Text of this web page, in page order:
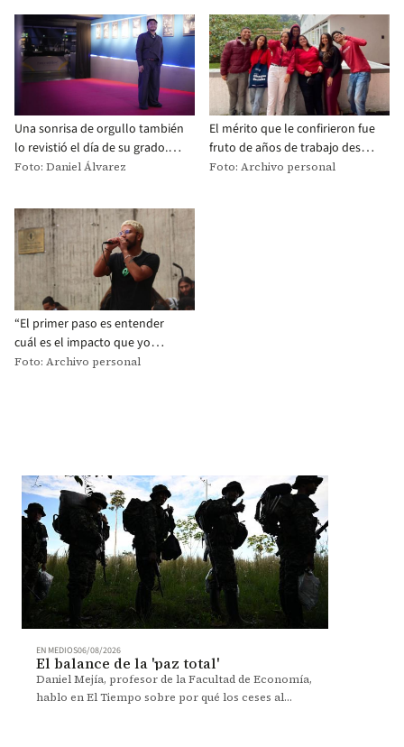
Universitaria en la ceremonia
de grados 2024-1.
los pronombres en inglés he
(él) y they (ellos).
Una sonrisa de orgullo también
lo revistió el día de su grado. Es
importante señalar que este
un estudiante por cada
semestre.
Foto: Daniel Álvarez
El mérito que le confirieron fue
fruto de años de trabajo desde
la Facultad de Ciencias Sociales
Foto: Archivo personal
“El primer paso es entender
cuál es el impacto que yo
quiero generar en las personas,
Foto: Archivo personal
EN MEDIOS06/08/2026
El balance de la 'paz total'
Daniel Mejía, profesor de la Facultad de Economía,
hablo en El Tiempo sobre por qué los ceses al